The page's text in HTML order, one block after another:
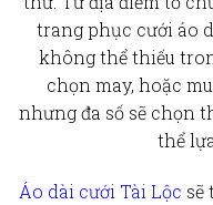
trang phục cưới áo
không thể thiếu
chọn may, hoặc
nhưng đa số sẽ chọn
thể
Áo dài cưới Tài Lộc sẽ